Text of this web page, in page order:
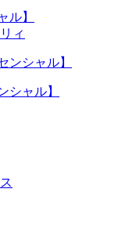
ル】
ィ
シャル】